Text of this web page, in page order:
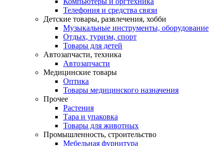
Телефония и средства связи
Детские товары, развлечения, хобби
Музыкальные инструменты, оборудование
Отдых, туризм, спорт
Товары для детей
Автозапчасти, техника
Автозапчасти
Медицинские товары
Оптика
Товары медицинского назначения
Прочее
Растения
Тара и упаковка
Товары для животных
Промышленность, строительство
Мебельная фурнитура